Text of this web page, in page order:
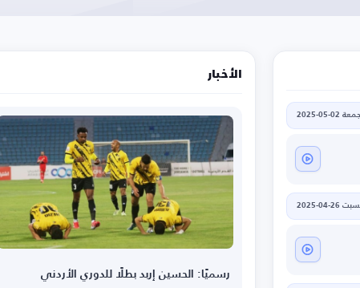
02-05-2025
السبت 26-04-2025
الأخبار
رسميًا: الحسين إربد بطلًا للدوري الأردني